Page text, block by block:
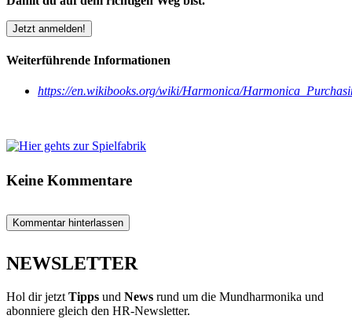
Jetzt anmelden!
Weiterführende Informationen
https://en.wikibooks.org/wiki/Harmonica/
Keine Kommentare
Kommentar hinterlassen
NEWSLETTER
Hol dir jetzt Tipps und News rund um die Mundharmonika und
abonniere gleich den HR-Newsletter.